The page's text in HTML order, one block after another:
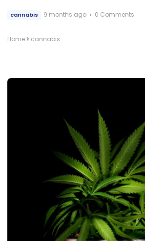
cannabis 9 months ago 0 Comments
Home cannabis